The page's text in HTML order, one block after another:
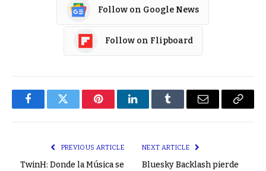
Follow on Google News
Follow on Flipboard
FacebookTwitter PinterestLinkedInTumblr Email
Copy
PREVIOUS ARTICLE
TwinH: Donde la Música se
NEXT ARTICLE
Bluesky Backlash pierde